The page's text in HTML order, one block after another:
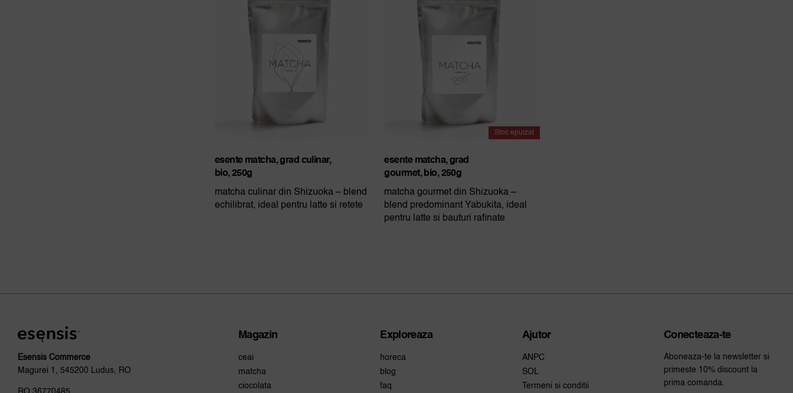
esente matcha, grad culinar,
bio, 250g
matcha culinar din Shizuoka – blend
echilibrat, ideal pentru latte si retete
Stoc epuizat
esente matcha, grad
gourmet, bio, 250g
matcha gourmet din Shizuoka –
blend predominant Yabukita, ideal
pentru latte si bauturi rafinate
Esensis Commerce
Magurei 1, 545200 Ludus, RO
Magazin
ceai
matcha
ciocolata
Exploreaza
horeca
blog
faq
Ajutor
ANPC
SOL
Termeni si conditii
Conecteaza-te
Aboneaza-te la newsletter si
primeste 10% discount la
prima comanda.